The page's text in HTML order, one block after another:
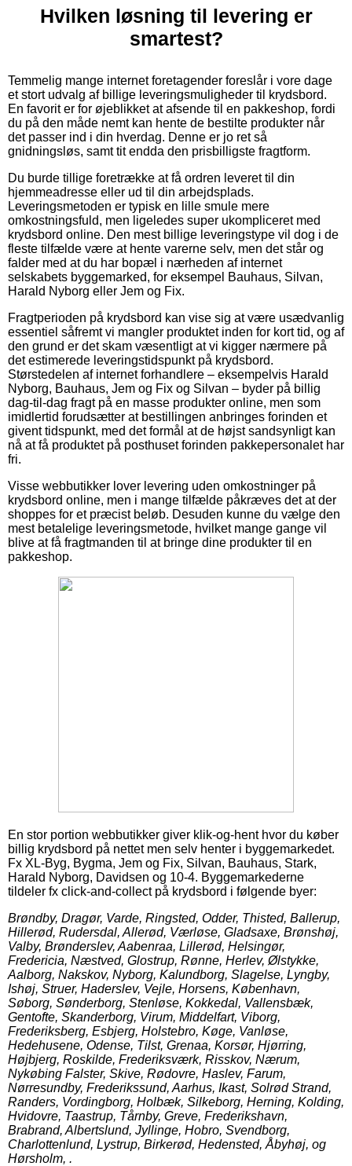
Hvilken løsning til levering er
smartest?
Temmelig mange internet foretagender foreslår i vore dage
et stort udvalg af billige leveringsmuligheder til krydsbord.
En favorit er for øjeblikket at afsende til en pakkeshop, fordi
du på den måde nemt kan hente de bestilte produkter når
det passer ind i din hverdag. Denne er jo ret så
gnidningsløs, samt tit endda den prisbilligste fragtform.
Du burde tillige foretrække at få ordren leveret til din
hjemmeadresse eller ud til din arbejdsplads.
Leveringsmetoden er typisk en lille smule mere
omkostningsfuld, men ligeledes super ukompliceret med
krydsbord online. Den mest billige leveringstype vil dog i de
fleste tilfælde være at hente varerne selv, men det står og
falder med at du har bopæl i nærheden af internet
selskabets byggemarked, for eksempel Bauhaus, Silvan,
Harald Nyborg eller Jem og Fix.
Fragtperioden på krydsbord kan vise sig at være usædvanlig
essentiel såfremt vi mangler produktet inden for kort tid, og af
den grund er det skam væsentligt at vi kigger nærmere på
det estimerede leveringstidspunkt på krydsbord.
Størstedelen af internet forhandlere – eksempelvis Harald
Nyborg, Bauhaus, Jem og Fix og Silvan – byder på billig
dag-til-dag fragt på en masse produkter online, men som
imidlertid forudsætter at bestillingen anbringes forinden et
givent tidspunkt, med det formål at de højst sandsynligt kan
nå at få produktet på posthuset forinden pakkepersonalet har
fri.
Visse webbutikker lover levering uden omkostninger på
krydsbord online, men i mange tilfælde påkræves det at der
shoppes for et præcist beløb. Desuden kunne du vælge den
mest betalelige leveringsmetode, hvilket mange gange vil
blive at få fragtmanden til at bringe dine produkter til en
pakkeshop.
En stor portion webbutikker giver klik-og-hent hvor du køber
billig krydsbord på nettet men selv henter i byggemarkedet.
Fx XL-Byg, Bygma, Jem og Fix, Silvan, Bauhaus, Stark,
Harald Nyborg, Davidsen og 10-4. Byggemarkederne
tildeler fx click-and-collect på krydsbord i følgende byer:
Brøndby, Dragør, Varde, Ringsted, Odder, Thisted, Ballerup,
Hillerød, Rudersdal, Allerød, Værløse, Gladsaxe, Brønshøj,
Valby, Brønderslev, Aabenraa, Lillerød, Helsingør,
Fredericia, Næstved, Glostrup, Rønne, Herlev, Ølstykke,
Aalborg, Nakskov, Nyborg, Kalundborg, Slagelse, Lyngby,
Ishøj, Struer, Haderslev, Vejle, Horsens, København,
Søborg, Sønderborg, Stenløse, Kokkedal, Vallensbæk,
Gentofte, Skanderborg, Virum, Middelfart, Viborg,
Frederiksberg, Esbjerg, Holstebro, Køge, Vanløse,
Hedehusene, Odense, Tilst, Grenaa, Korsør, Hjørring,
Højbjerg, Roskilde, Frederiksværk, Risskov, Nærum,
Nykøbing Falster, Skive, Rødovre, Haslev, Farum,
Nørresundby, Frederikssund, Aarhus, Ikast, Solrød Strand,
Randers, Vordingborg, Holbæk, Silkeborg, Herning, Kolding,
Hvidovre, Taastrup, Tårnby, Greve, Frederikshavn,
Brabrand, Albertslund, Jyllinge, Hobro, Svendborg,
Charlottenlund, Lystrup, Birkerød, Hedensted, Åbyhøj, og
Hørsholm, .